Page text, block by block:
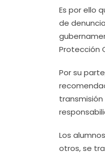
Es por ello
de
Protección
Por su
Los
otros, se